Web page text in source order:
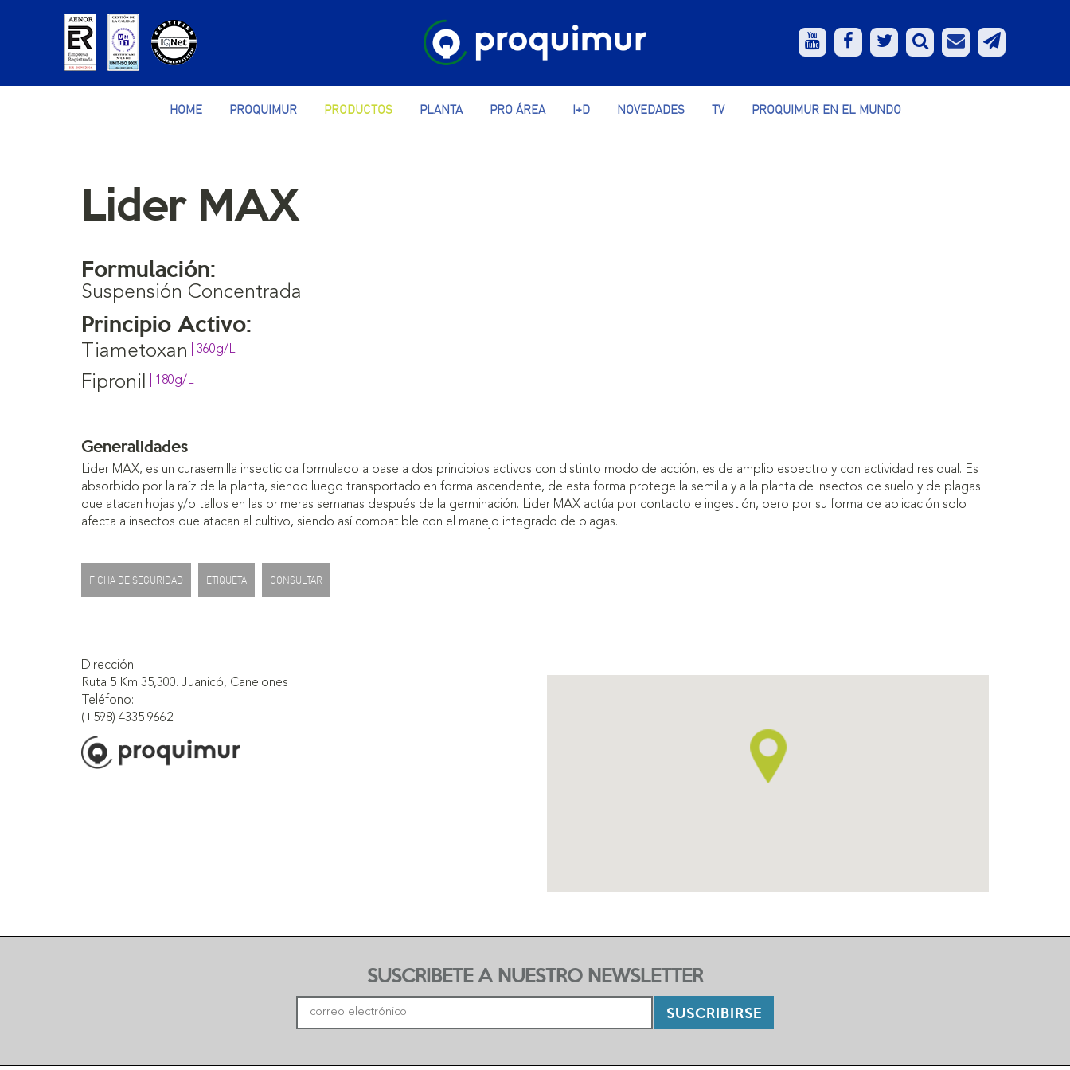
HOME PROQUIMUR PRODUCTOS PLANTA PRO ÁREA I+D NOVEDADES TV PROQUIMUR EN EL MUNDO
Lider MAX
Formulación:
Suspensión Concentrada
Principio Activo:
Tiametoxan | 360g/L
Fipronil | 180g/L
Generalidades
Lider MAX, es un curasemilla insecticida formulado a base a dos principios activos con distinto modo de acción, es de amplio espectro y con actividad residual. Es
absorbido por la raíz de la planta, siendo luego transportado en forma ascendente, de esta forma protege la semilla y a la planta de insectos de suelo y de plagas
que atacan hojas y/o tallos en las primeras semanas después de la germinación. Lider MAX actúa por contacto e ingestión, pero por su forma de aplicación solo
afecta a insectos que atacan al cultivo, siendo así compatible con el manejo integrado de plagas.
FICHA DE SEGURIDAD ETIQUETA CONSULTAR
Dirección:
Ruta 5 Km 35,300. Juanicó, Canelones
Teléfono:
(+598) 4335 9662
SUSCRIBETE A NUESTRO NEWSLETTER
SUSCRIBIRSE